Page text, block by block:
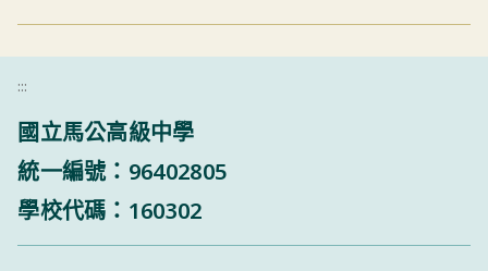
:::
國立馬公高級中學
統一編號：96402805
學校代碼：160302